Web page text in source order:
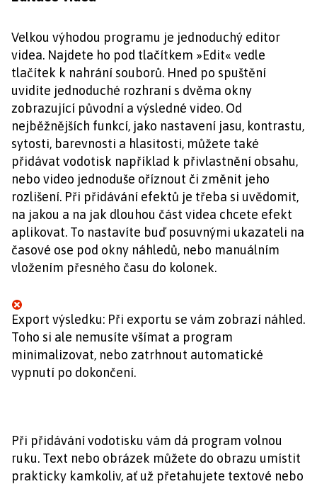
Velkou výhodou programu je jednoduchý editor
videa. Najdete ho pod tlačítkem »Edit« vedle
tlačítek k nahrání souborů. Hned po spuštění
uvidíte jednoduché rozhraní s dvěma okny
zobrazující původní a výsledné video. Od
nejběžnějších funkcí, jako nastavení jasu, kontrastu,
sytosti, barevnosti a hlasitosti, můžete také
přidávat vodotisk například k přivlastnění obsahu,
nebo video jednoduše oříznout či změnit jeho
rozlišení. Při přidávání efektů je třeba si uvědomit,
na jakou a na jak dlouhou část videa chcete efekt
aplikovat. To nastavíte buď posuvnými ukazateli na
časové ose pod okny náhledů, nebo manuálním
vložením přesného času do kolonek.
Export výsledku: Při exportu se vám zobrazí náhled.
Toho si ale nemusíte všímat a program
minimalizovat, nebo zatrhnout automatické
vypnutí po dokončení.
Při přidávání vodotisku vám dá program volnou
ruku. Text nebo obrázek můžete do obrazu umístit
prakticky kamkoliv, ať už přetahujete textové nebo